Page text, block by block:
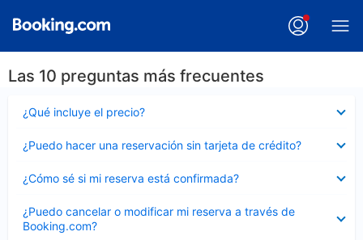
Las 10 preguntas más frecuentes
¿Qué incluye el precio?
cerrado
¿Puedo hacer una reservación sin tarjeta de crédito?
cerrado
¿Cómo sé si mi reserva está confirmada?
cerrado
¿Puedo cancelar o modificar mi reserva a través de
Booking.com?
cerrado